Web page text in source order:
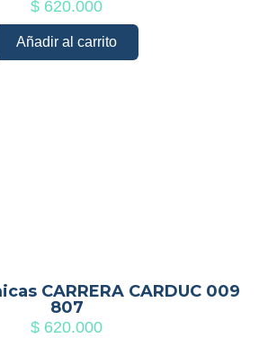
$ 620.000
Añadir al carrito
CARRERA CARDUC 009
807
$ 620.000